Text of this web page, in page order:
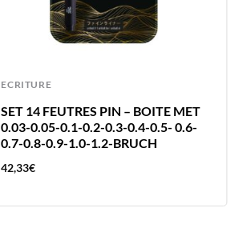
ECRITURE
SET 14 FEUTRES PIN – BOITE MET
0.03-0.05-0.1-0.2-0.3-0.4-0.5- 0.6-
0.7-0.8-0.9-1.0-1.2-BRUCH
42,33€